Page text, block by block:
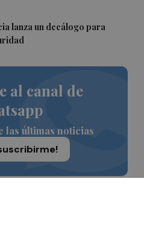
lanza un decálogo para
al canal de
las últimas noticias